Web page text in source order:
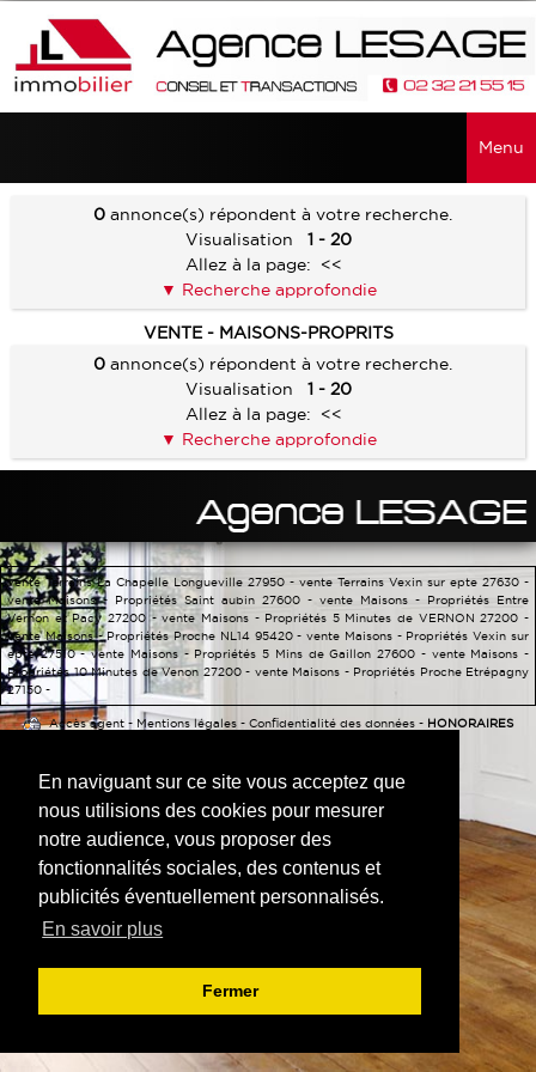
En naviguant sur ce site vous acceptez que
nous utilisions des cookies pour mesurer
notre audience, vous proposer des
fonctionnalités sociales, des contenus et
publicités éventuellement personnalisés.
En savoir plus
Fermer
Menu
ACCUEIL
TOUTES LES VENTES
MAISONS - PROPRIÉTÉS
RECHERCHER
SERVICES
VENDRE UN BIEN
CALCULETTE
0 annonce(s) répondent à votre recherche.
Visualisation
1 - 20
Allez à la page: <<
Recherche approfondie
VENTE - MAISONS-PROPRITS
0 annonce(s) répondent à votre recherche.
Visualisation
1 - 20
Allez à la page: <<
Recherche approfondie
vente Terrains La Chapelle Longueville 27950 - vente Terrains Vexin sur epte 27630 -
vente Maisons - Propriétés Saint aubin 27600 - vente Maisons - Propriétés Entre
Vernon et Pacy 27200 -vente Maisons - Propriétés 5 Minutes de VERNON 27200 -
vente Maisons - Propriétés Proche NL14 95420 -vente Maisons - Propriétés Vexin sur
epte 27510 -vente Maisons - Propriétés 5 Mins de Gaillon 27600 - vente Maisons -
Propriétés 10 Minutes de Venon 27200 - vente Maisons - Propriétés Proche Etrépagny
27150 -
Accès agent - Mentions légales - Confidentialité des données - HONORAIRES